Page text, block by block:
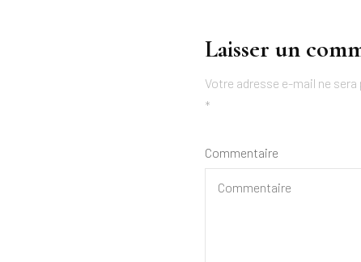
Laisser un
Votre adresse e-mail ne sera
*
Commentaire